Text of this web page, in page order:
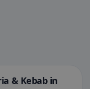
& Kebab in